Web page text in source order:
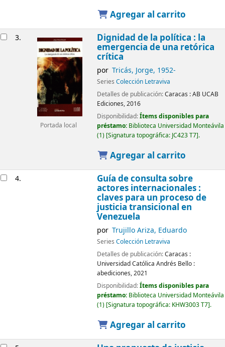
Agregar al carrito
3.
Portada local
Dignidad de la política : la
emergencia de una retórica
crítica
por Tricás, Jorge, 1952-
Series Colección Letraviva
Detalles de publicación:Caracas :AB UCAB
Ediciones,2016
Disponibilidad:Ítems disponibles para
préstamo: Biblioteca Universidad Monteávila
(1) Signatura topográfica: JC423 T7 .
Agregar al carrito
4. Guía de consulta sobre
actores internacionales :
claves para un proceso de
justicia transicional en
Venezuela
por Trujillo Ariza, Eduardo
Series Colección Letraviva
Detalles de publicación:Caracas :
Universidad Católica Andrés Bello :
abediciones,2021
Disponibilidad:Ítems disponibles para
préstamo: Biblioteca Universidad Monteávila
(1) Signatura topográfica: KHW3003 T7 .
Agregar al carrito